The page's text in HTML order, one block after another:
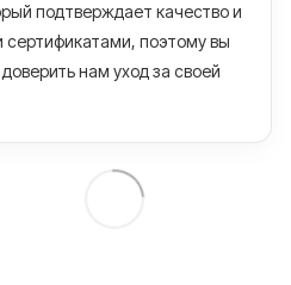
подтверждает качество и
сертификатами, поэтому вы
нам уход за своей